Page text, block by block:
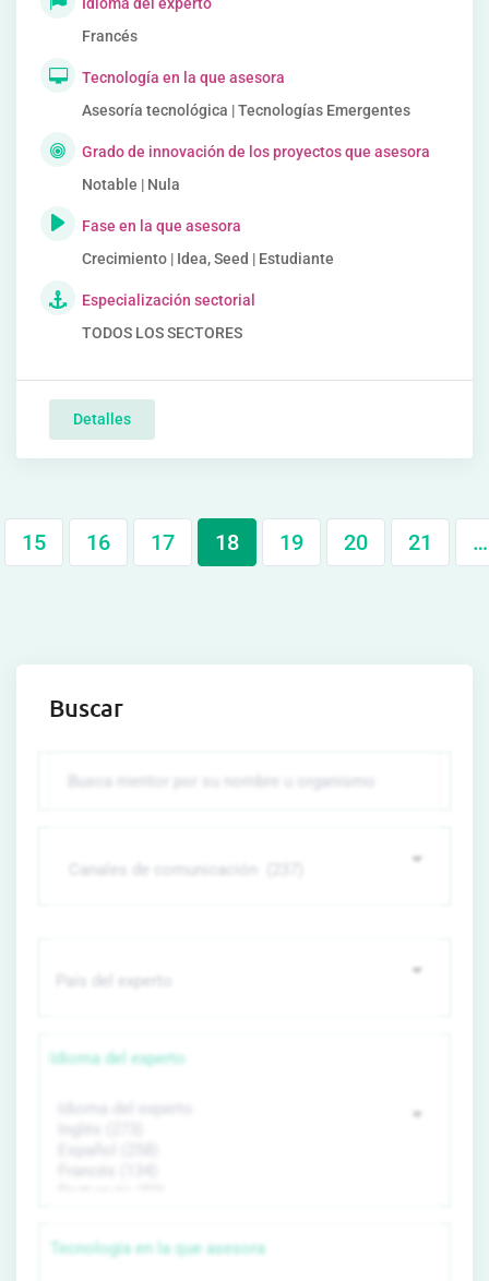
Francés
Tecnología en la que asesora
Asesoría tecnológica | Tecnologías Emergentes
Grado de innovación de los proyectos que asesora
Notable | Nula
Fase en la que asesora
Crecimiento | Idea, Seed | Estudiante
Especialización sectorial
TODOS LOS SECTORES
Detalles
15 16 17 18 19 20 21 …
Buscar
Idioma del experto
Tecnología en la que asesora